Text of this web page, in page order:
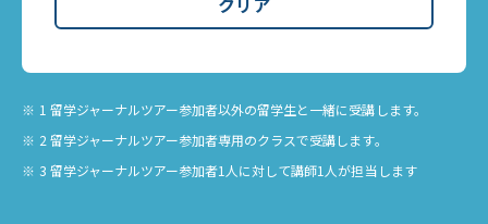
1 留学ジャーナルツアー参加者以外の留学生と一緒に受講します。
2 留学ジャーナルツアー参加者専用のクラスで受講します。
3 留学ジャーナルツアー参加者1人に対して講師1人が担当します